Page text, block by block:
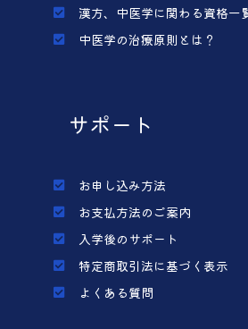
漢方、中医学に関わる資格一
中医学の治療原則とは？
サポート
お申し込み方法
お支払方法のご案内
入学後のサポート
特定商取引法に基づく表示
よくある質問